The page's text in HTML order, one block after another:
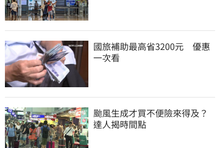
國旅補助最高省3200元　優惠
一次看
颱風生成才買不便險來得及？
達人揭時間點